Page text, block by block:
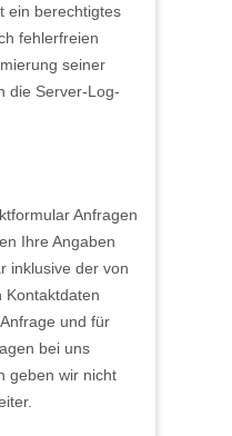
ein berechtigtes
fehlerfreien
seiner
die Server-Log-
Anfragen
Ihre Angaben
inklusive der von
Kontaktdaten
und für
bei uns
geben wir nicht